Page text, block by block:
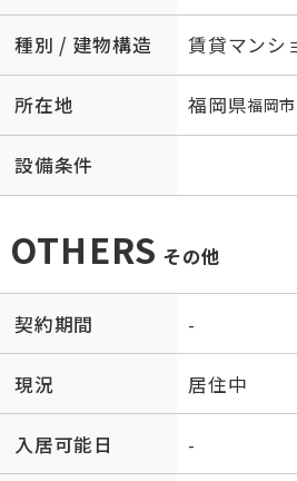
種別 / 建物構造 賃貸マンシ
所在地 福岡県福岡
設備条件
OTHERS その他
契約期間 -
現況 居住中
入居可能日 -